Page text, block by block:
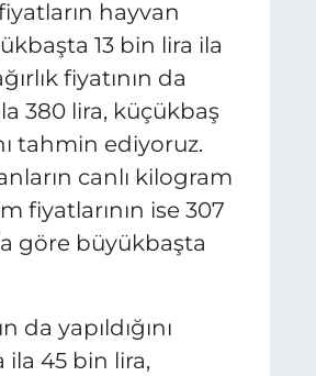
hayvan
13 bin lira ila
fiyatının da
380 lira, küçükbaş
tahmin ediyoruz.
canlı kilogram
fiyatlarının ise 307
göre büyükbaşta
yapıldığını
ila 45 bin lira,